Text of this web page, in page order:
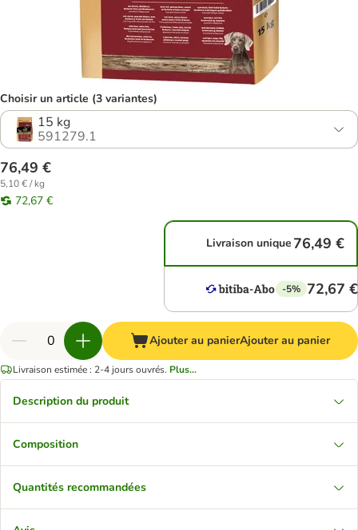
Choisir un article (3 variantes)
15 kg
591279.1
76,49 €
5,10 € / kg
72,67 €
Livraison unique 76,49 €
-5% 72,67 €
Ajouter au panierAjouter au panier
Livraison estimée : 2-4 jours ouvrés. Plus...
Description du produit
Composition
Quantités recommandées